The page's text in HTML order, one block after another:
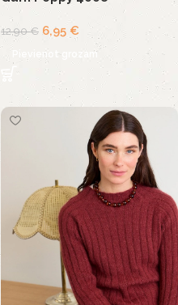
12,90€ 6,95 €
Pievienot grozam